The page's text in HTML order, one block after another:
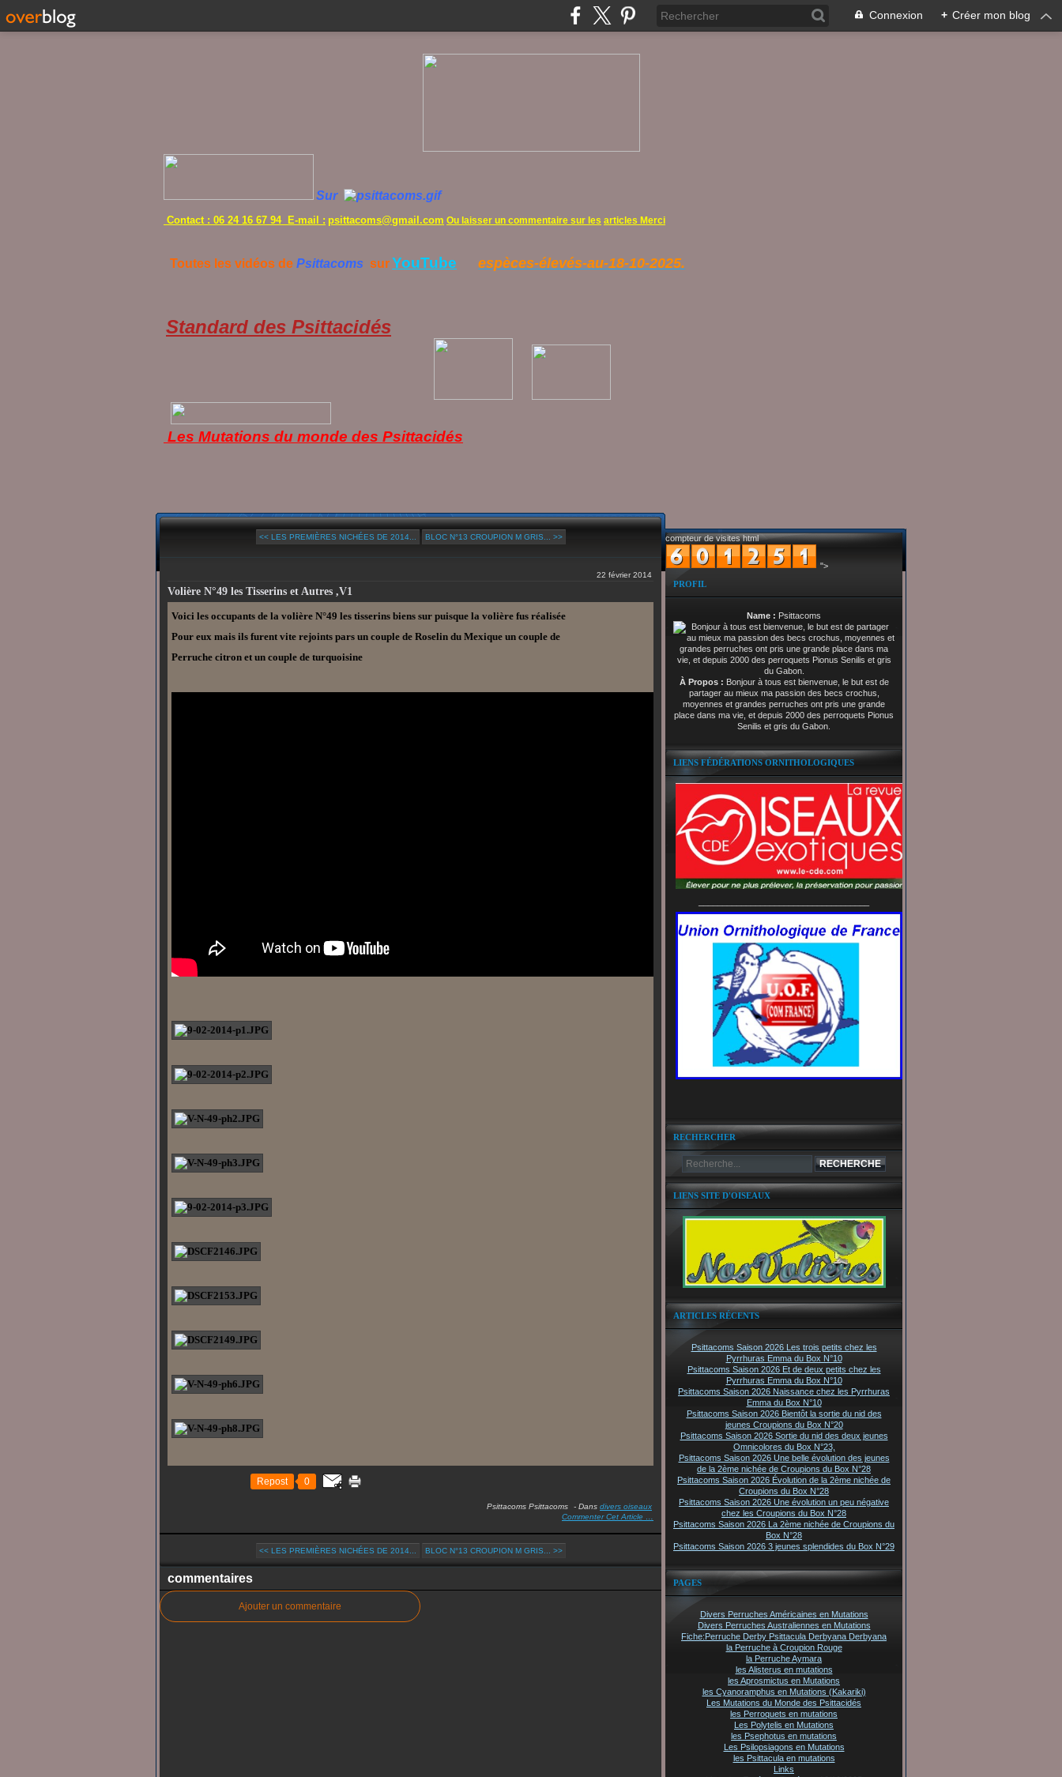
Connexion + Créer mon blog
Sur
Contact : 06 24 16 67 94 E-mail : psittacoms@gmail.com Ou laisser un commentaire sur les articles Merci
Toutes les vidéos de Psittacoms surYouTube espèces-élevés-au-18-10-2025.
Standard des Psittacidés
Les Mutations du monde des Psittacidés
<< LES PREMIÈRES NICHÉES DE 2014... BLOC N°13 CROUPION M GRIS... >>
22 février 2014
Volière N°49 les Tisserins et Autres ,V1
Voici les occupants de la volière N°49 les tisserins biens sur puisque la volière fus réalisée
Pour eux mais ils furent vite rejoints pars un couple de Roselin du Mexique un couple de
Perruche citron et un couple de turquoisine
Repost 0
Psittacoms Psittacoms - Dans divers oiseaux
Commenter Cet Article
<< LES PREMIÈRES NICHÉES DE 2014... BLOC N°13 CROUPION M GRIS... >>
commentaires
Ajouter un commentaire
compteur de visites html
">
PROFIL
Name : Psittacoms
À Propos : Bonjour à tous est bienvenue, le but est de
partager au mieux ma passion des becs crochus,
moyennes et grandes perruches ont pris une grande
place dans ma vie, et depuis 2000 des perroquets Pionus
Senilis et gris du Gabon.
LIENS FÉDÉRATIONS ORNITHOLOGIQUES
RECHERCHER
LIENS SITE D'OISEAUX
ARTICLES RÉCENTS
Psittacoms Saison 2026 Les trois petits chez les
Pyrrhuras Emma du Box N°10
Psittacoms Saison 2026 Et de deux petits chez les
Pyrrhuras Emma du Box N°10
Psittacoms Saison 2026 Naissance chez les Pyrrhuras
Emma du Box N°10
Psittacoms Saison 2026 Bientôt la sortie du nid des
jeunes Croupions du Box N°20
Psittacoms Saison 2026 Sortie du nid des deux jeunes
Omnicolores du Box N°23,
Psittacoms Saison 2026 Une belle évolution des jeunes
de la 2ème nichée de Croupions du Box N°28
Psittacoms Saison 2026 Évolution de la 2ème nichée de
Croupions du Box N°28
Psittacoms Saison 2026 Une évolution un peu négative
chez les Croupions du Box N°28
Psittacoms Saison 2026 La 2ème nichée de Croupions du
Box N°28
Psittacoms Saison 2026 3 jeunes splendides du Box N°29
PAGES
Divers Perruches Américaines en Mutations
Divers Perruches Australiennes en Mutations
Fiche:Perruche Derby Psittacula Derbyana Derbyana
la Perruche à Croupion Rouge
la Perruche Aymara
les Alisterus en mutations
les Aprosmictus en Mutations
les Cyanoramphus en Mutations (Kakariki)
Les Mutations du Monde des Psittacidés
les Perroquets en mutations
Les Polytelis en Mutations
les Psephotus en mutations
Les Psilopsiagons en Mutations
les Psittacula en mutations
Links